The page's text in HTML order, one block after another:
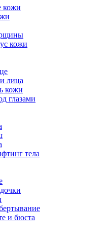
кожи
кожи
лица
кожи
глазами
тела
и бюста